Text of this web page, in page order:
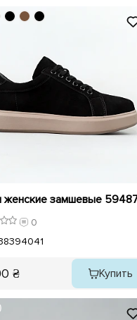
0
394041
₴ Купить